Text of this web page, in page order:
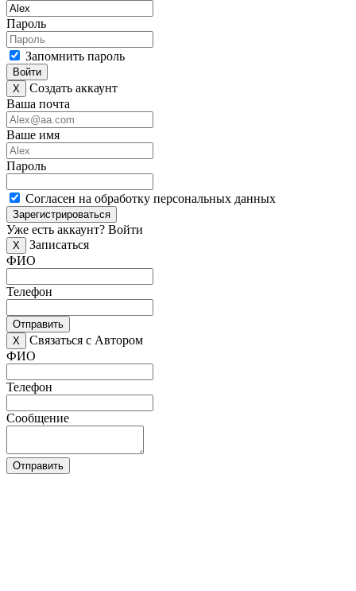
Пароль
Запомнить пароль
Войти
X
Создать аккаунт
Ваша почта
Ваше имя
Пароль
Согласен на обработку персональных данных
Зарегистрироваться
Уже есть аккаунт? Войти
X
Записаться
ФИО
Телефон
Отправить
X
Связаться с Автором
ФИО
Телефон
Сообщение
Отправить